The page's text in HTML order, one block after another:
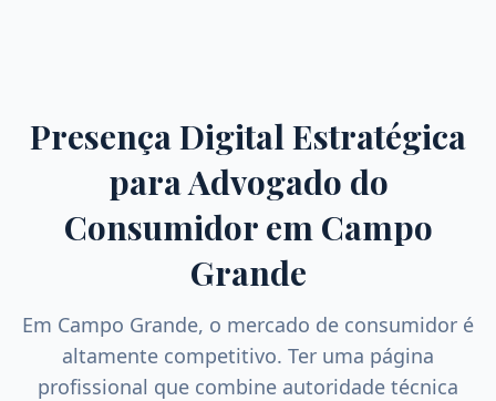
Presença Digital Estratégica
paraAdvogado do
Consumidorem Campo
Grande
Em Campo Grande, o mercado de consumidor é
altamente competitivo. Ter uma página
profissional que combine autoridade técnica